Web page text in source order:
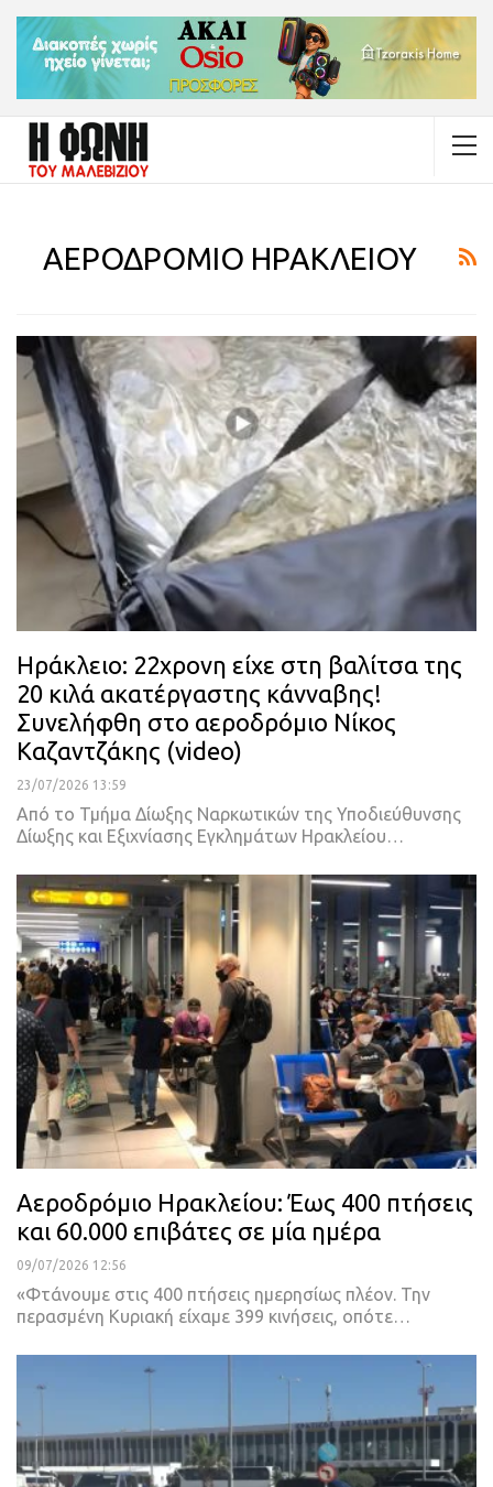
ΑΕΡΟΔΡΟΜΙΟ ΗΡΑΚΛΕΙΟΥ
Ηράκλειο: 22χρονη είχε στη βαλίτσα της
20 κιλά ακατέργαστης κάνναβης!
Συνελήφθη στο αεροδρόμιο Νίκος
Καζαντζάκης (video)
23/07/2026 13:59
Από το Τμήμα Δίωξης Ναρκωτικών της Υποδιεύθυνσης
Δίωξης και Εξιχνίασης Εγκλημάτων Ηρακλείου…
Αεροδρόμιο Ηρακλείου: Έως 400 πτήσεις
και 60.000 επιβάτες σε μία ημέρα
09/07/2026 12:56
«Φτάνουμε στις 400 πτήσεις ημερησίως πλέον. Την
περασμένη Κυριακή είχαμε 399 κινήσεις, οπότε…